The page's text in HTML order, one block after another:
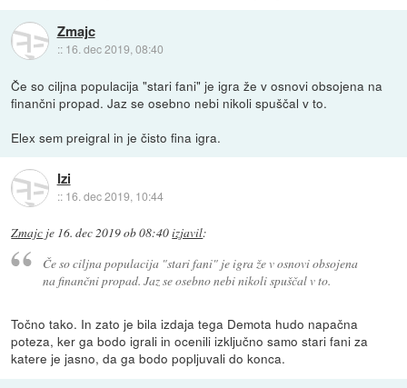
Zmajc
:: 16. dec 2019, 08:40
Če so ciljna populacija "stari fani" je igra že v osnovi obsojena na
finančni propad. Jaz se osebno nebi nikoli spuščal v to.
Elex sem preigral in je čisto fina igra.
Izi
:: 16. dec 2019, 10:44
Zmajc je 16. dec 2019 ob 08:40izjavil:
Če so ciljna populacija "stari fani" je igra že v osnovi obsojena
na finančni propad. Jaz se osebno nebi nikoli spuščal v to.
Točno tako. In zato je bila izdaja tega Demota hudo napačna
poteza, ker ga bodo igrali in ocenili izključno samo stari fani za
katere je jasno, da ga bodo popljuvali do konca.